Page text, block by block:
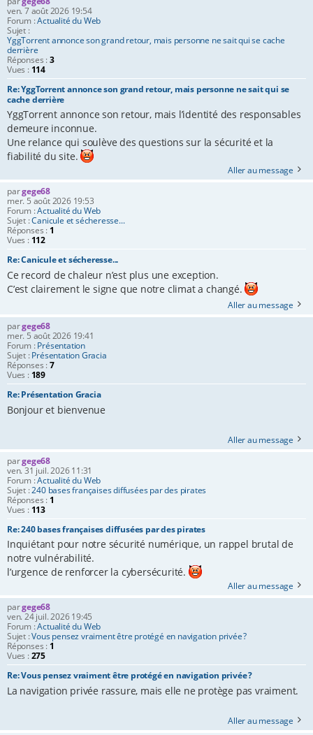
ven. 7 août 2026 19:54
Forum :Actualité du Web
Sujet :
YggTorrent annonce son grand retour, mais personne ne sait qui se cache
derrière
Réponses :3
Vues : 114
Re: YggTorrent annonce son grand retour, mais personne ne sait qui se
cache derrière
YggTorrent annonce son retour, mais l’identité des responsables
demeure inconnue.
Une relance qui soulève des questions sur la sécurité et la
fiabilité du site.
Aller au message
pargege68
mer. 5 août 2026 19:53
Forum :Actualité du Web
Sujet :Canicule et sécheresse...
Réponses : 1
Vues : 112
Re: Canicule et sécheresse...
Ce record de chaleur n’est plus une exception.
C’est clairement le signe que notre climat a changé.
Aller au message
pargege68
mer. 5 août 2026 19:41
Forum :Présentation
Sujet :Présentation Gracia
Réponses :7
Vues : 189
Re: Présentation Gracia
Bonjour et bienvenue
Aller au message
pargege68
ven. 31 juil. 2026 11:31
Forum :Actualité du Web
Sujet :240 bases françaises diffusées par des pirates
Réponses : 1
Vues : 113
Re: 240 bases françaises diffusées par des pirates
Inquiétant pour notre sécurité numérique, un rappel brutal de
notre vulnérabilité.
l’urgence de renforcer la cybersécurité.
Aller au message
pargege68
ven. 24 juil. 2026 19:45
Forum :Actualité du Web
Sujet :Vous pensez vraiment être protégé en navigation privée ?
Réponses : 1
Vues :275
Re: Vous pensez vraiment être protégé en navigation privée ?
La navigation privée rassure, mais elle ne protège pas vraiment.
Aller au message